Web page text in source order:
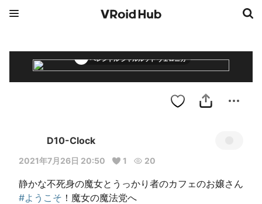
ベレンドル シャルルット ヴェロニカ
D10-Clock
2021年7月26日 20:50 1 20
#ようこそ